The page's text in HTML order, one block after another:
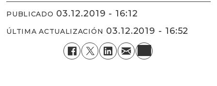
PUBLICADO 03.12.2019 - 16:12
ÚLTIMA ACTUALIZACIÓN 03.12.2019 - 16:52